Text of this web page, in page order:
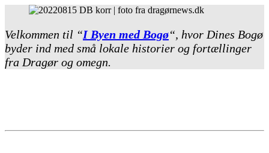
Velkommen til “I Byen med Bogø“, hvor Dines Bogø
byder ind med små lokale historier og fortællinger
fra Dragør og omegn.